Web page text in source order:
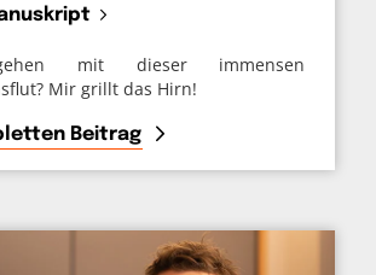
mit dieser immensen
Mir grillt das Hirn!
Beitrag